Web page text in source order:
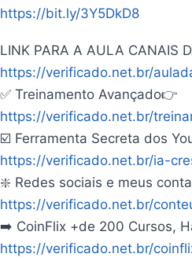
https://bit.ly/3Y5DkD8
LINK PARA A AULA CANAIS
https://verificado.net.br/
✅ Treinamento Avançado👉
https://verificado.net.br/
☑️ Ferramenta Secreta dos
https://verificado.net.br/ia-
❇️ Redes sociais e meus
https://verificado.net.br/
➡️ CoinFlix +de 200 Cursos,
https://verificado.net.br/